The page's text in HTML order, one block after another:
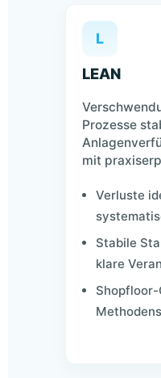
L
LEAN
Prozesse
mit
Verluste
Stabile
klare